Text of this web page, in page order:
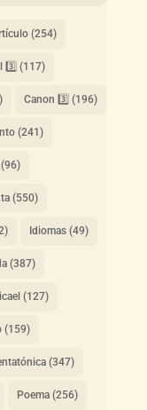
(254)
3️⃣ (117)
Canon 3️⃣ (196)
(241)
(550)
Idiomas(49)
(387)
(127)
(159)
(347)
Poema(256)